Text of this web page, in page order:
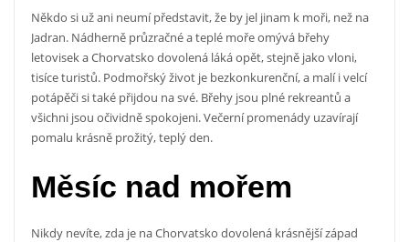
Někdo si už ani neumí představit, že by jel jinam k moři, než na
Jadran. Nádherně průzračné a teplé moře omývá břehy
letovisek aChorvatsko dovolenáláká opět, stejně jako vloni,
tisíce turistů. Podmořský život je bezkonkurenční, a malí i velcí
potápěči si také přijdou na své. Břehy jsou plné rekreantů a
všichni jsou očividně spokojeni. Večerní promenády uzavírají
pomalu krásně prožitý, teplý den.
Měsíc nad mořem
Nikdy nevíte, zda je na Chorvatsko dovolená krásnější západ